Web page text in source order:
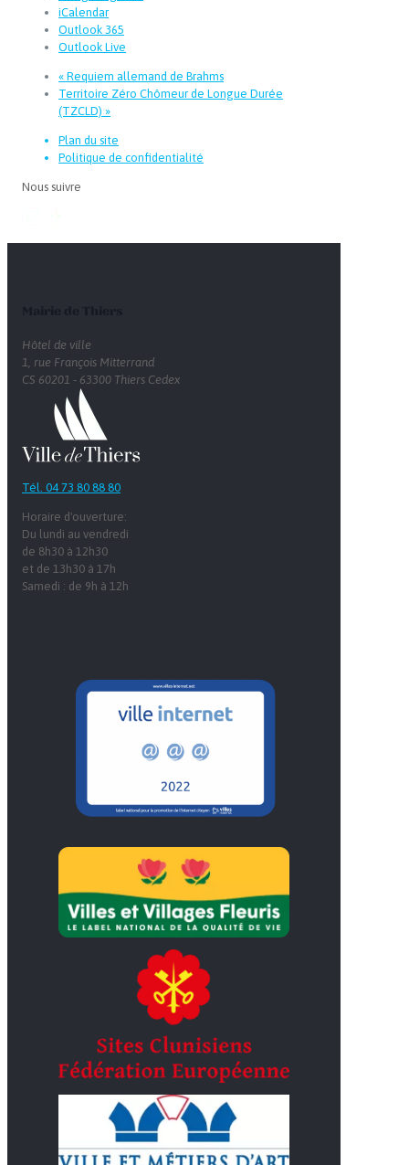
iCalendar
Outlook 365
Outlook Live
« Requiem allemand de Brahms
Territoire Zéro Chômeur de Longue Durée
(TZCLD) »
Plan du site
Politique de confidentialité
Nous suivre
Hôtel de ville
1, rue François Mitterrand
CS 60201 - 63300 Thiers Cedex
Tél. 04 73 80 88 80
Horaire d'ouverture:
Du lundi au vendredi
de 8h30 à 12h30
et de 13h30 à 17h
Samedi : de 9h à 12h